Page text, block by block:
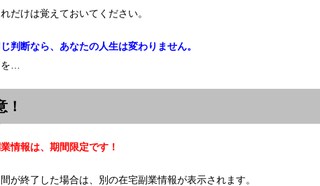
だけは覚えておいてください。
判断なら、あなたの人生は変わりません。
…
！
情報は、期間限定です！
が終了した場合は、別の在宅副業情報が表示されます。